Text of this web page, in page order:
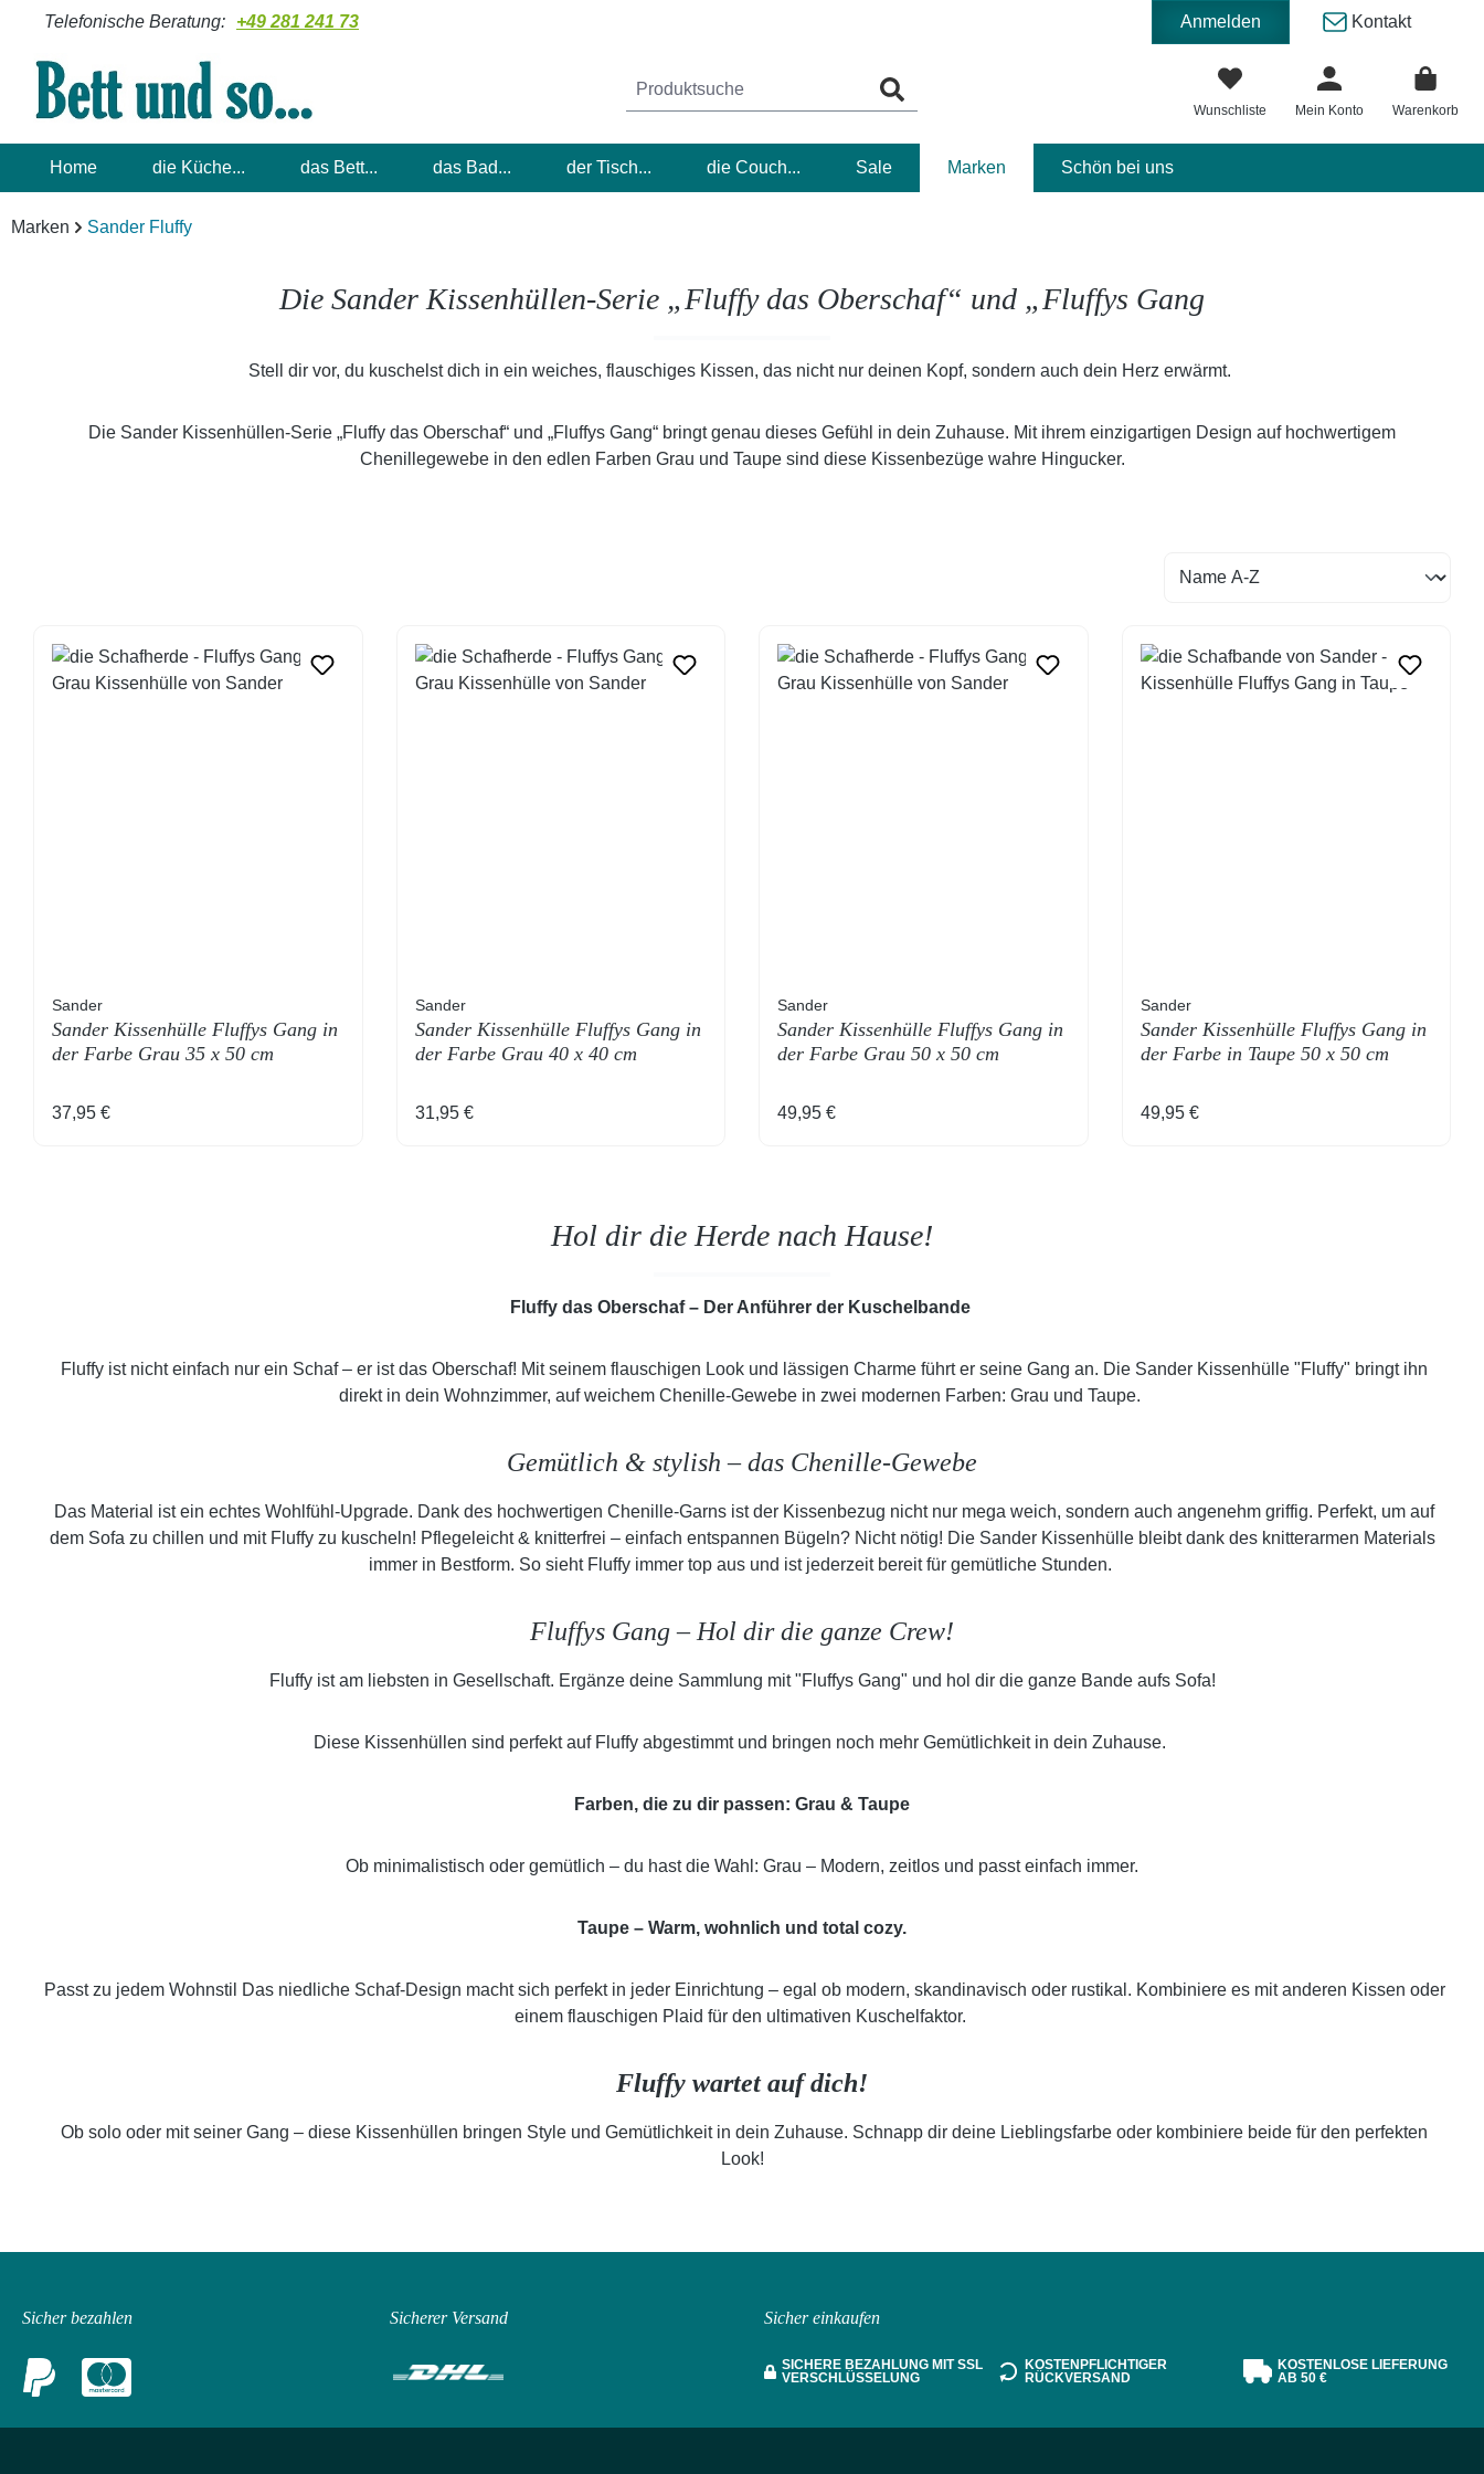
Hauptinhalt springen
Zur Suche springen
Zur Hauptnavigation springen
Telefonische Beratung: +49 281 241 73 Anmelden Kontakt
Wunschliste Mein Konto Warenkorb
Home die Küche... das Bett... das Bad... der Tisch... die Couch... Sale Marken Schön bei uns
Marken Sander Fluffy
Die Sander Kissenhüllen-Serie „Fluffy das Oberschaf“ und „Fluffys Gang
Stell dir vor, du kuschelst dich in ein weiches, flauschiges Kissen, das nicht nur deinen Kopf, sondern auch dein Herz erwärmt.
Die Sander Kissenhüllen-Serie „Fluffy das Oberschaf“ und „Fluffys Gang“ bringt genau dieses Gefühl in dein Zuhause. Mit ihrem einzigartigen Design auf hochwertigem
Chenillegewebe in den edlen Farben Grau und Taupe sind diese Kissenbezüge wahre Hingucker.
Sander
Sander Kissenhülle Fluffys Gang in
der Farbe Grau 35 x 50 cm
Regulärer Preis:
37,95 €
Sander
Sander Kissenhülle Fluffys Gang in
der Farbe Grau 40 x 40 cm
Regulärer Preis:
31,95 €
Sander
Sander Kissenhülle Fluffys Gang in
der Farbe Grau 50 x 50 cm
Regulärer Preis:
49,95 €
Sander
Sander Kissenhülle Fluffys Gang in
der Farbe in Taupe 50 x 50 cm
Regulärer Preis:
49,95 €
Hol dir die Herde nach Hause!
Fluffy das Oberschaf – Der Anführer der Kuschelbande
Fluffy ist nicht einfach nur ein Schaf – er ist das Oberschaf! Mit seinem flauschigen Look und lässigen Charme führt er seine Gang an. Die Sander Kissenhülle "Fluffy" bringt ihn
direkt in dein Wohnzimmer, auf weichem Chenille-Gewebe in zwei modernen Farben: Grau und Taupe.
Gemütlich & stylish – das Chenille-Gewebe
Das Material ist ein echtes Wohlfühl-Upgrade. Dank des hochwertigen Chenille-Garns ist der Kissenbezug nicht nur mega weich, sondern auch angenehm griffig. Perfekt, um auf
dem Sofa zu chillen und mit Fluffy zu kuscheln! Pflegeleicht & knitterfrei – einfach entspannen Bügeln? Nicht nötig! Die Sander Kissenhülle bleibt dank des knitterarmen Materials
immer in Bestform. So sieht Fluffy immer top aus und ist jederzeit bereit für gemütliche Stunden.
Fluffys Gang – Hol dir die ganze Crew!
Fluffy ist am liebsten in Gesellschaft. Ergänze deine Sammlung mit "Fluffys Gang" und hol dir die ganze Bande aufs Sofa!
Diese Kissenhüllen sind perfekt auf Fluffy abgestimmt und bringen noch mehr Gemütlichkeit in dein Zuhause.
Farben, die zu dir passen: Grau & Taupe
Ob minimalistisch oder gemütlich – du hast die Wahl: Grau – Modern, zeitlos und passt einfach immer.
Taupe – Warm, wohnlich und total cozy.
Passt zu jedem Wohnstil Das niedliche Schaf-Design macht sich perfekt in jeder Einrichtung – egal ob modern, skandinavisch oder rustikal. Kombiniere es mit anderen Kissen oder
einem flauschigen Plaid für den ultimativen Kuschelfaktor.
Fluffy wartet auf dich!
Ob solo oder mit seiner Gang – diese Kissenhüllen bringen Style und Gemütlichkeit in dein Zuhause. Schnapp dir deine Lieblingsfarbe oder kombiniere beide für den perfekten
Look!
Sicher bezahlen Sicherer Versand Sicher einkaufen
SICHERE BEZAHLUNG MIT SSL
VERSCHLÜSSELUNG
KOSTENPFLICHTIGER
RÜCKVERSAND
KOSTENLOSE LIEFERUNG
AB 50 €